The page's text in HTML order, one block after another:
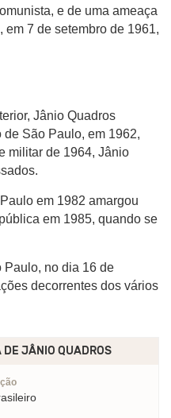
e de uma ameaça
7 de setembro de 1961,
Jânio Quadros
São Paulo, em 1962,
militar de 1964, Jânio
em 1982 amargou
em 1985, quando se
Paulo, no dia 16 de
decorrentes dos vários
DE JÂNIO QUADROS